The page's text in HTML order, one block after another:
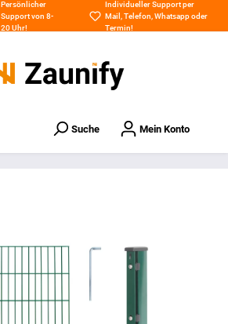
Persönlicher
Support von 8-
20 Uhr!
Individueller Support per
Mail,Telefon,Whatsappoder
Termin!
Suche Mein Konto